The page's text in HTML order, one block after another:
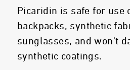
Picaridin is safe for use
backpacks, synthetic
sunglasses, and won't
synthetic coatings.